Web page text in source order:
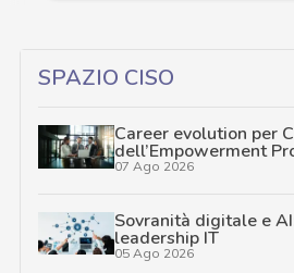
SPAZIO CISO
Career evolution per
dell’Empowerment
07 Ago 2026
Sovranità digitale e
leadership IT
05 Ago 2026